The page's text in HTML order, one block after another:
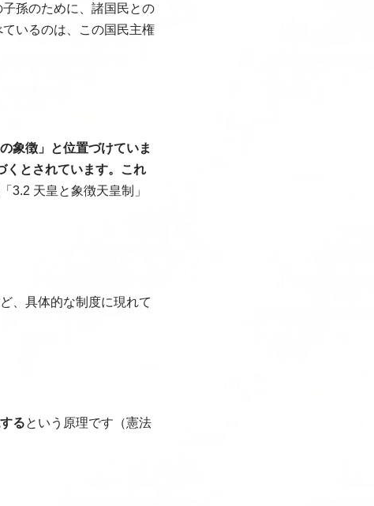
孫のために、諸国民との
いるのは、この国民主権
象徴」と位置づけていま
くとされています。これ
3.2 天皇と象徴天皇制」
、具体的な制度に現れて
るという原理です（憲法